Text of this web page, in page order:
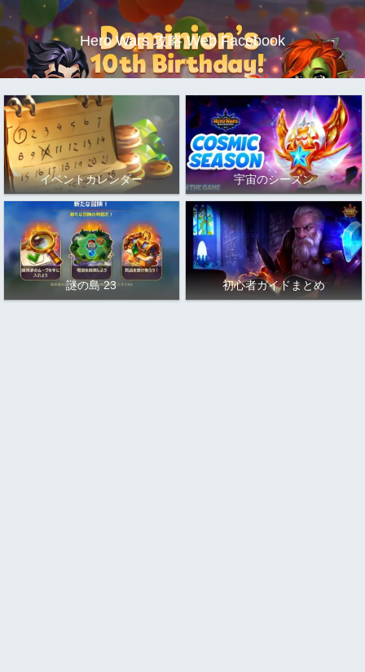
Hero Wars 攻略 Web Facebook
イベントカレンダー 宇宙のシーズン
謎の島 23 初心者ガイドまとめ